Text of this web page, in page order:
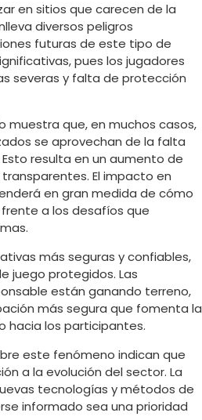
en sitios que carecen de la
diversos peligros
futuras de este tipo de
pues los jugadores
severas y falta de protección
muestra que, en muchos casos,
se aprovechan de la falta
resulta en un aumento de
El impacto en
en gran medida de cómo
a los desafíos que
más seguras y confiables,
juego protegidos. Las
están ganando terreno,
más segura que fomenta la
hacia los participantes.
este fenómeno indican que
a la evolución del sector. La
tecnologías y métodos de
informado sea una prioridad